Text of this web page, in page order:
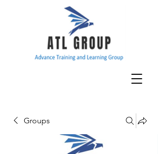
Groups